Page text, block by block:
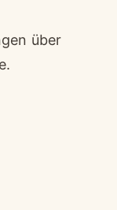
über